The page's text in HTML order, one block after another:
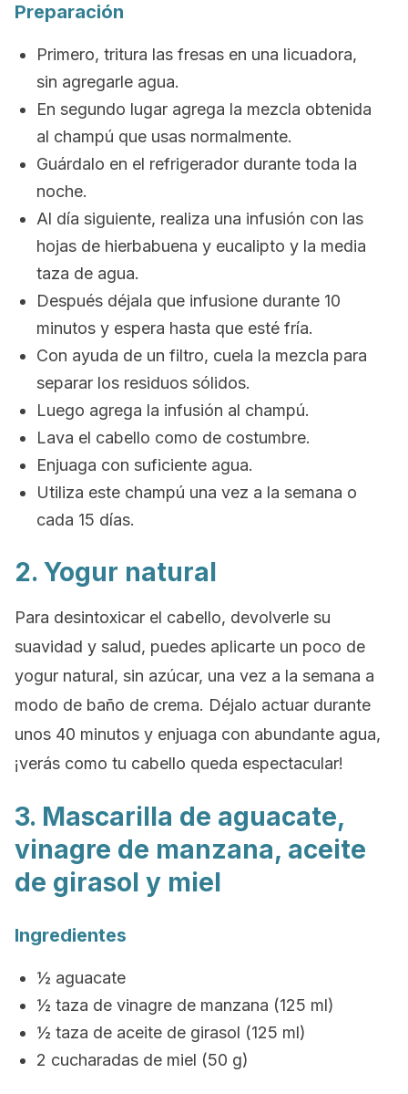
Preparación
Primero, tritura las fresas en una licuadora,
sin agregarle agua.
En segundo lugar agrega la mezcla obtenida
al champú que usas normalmente.
Guárdalo en el refrigerador durante toda la
noche.
Al día siguiente, realiza una infusión con las
hojas de hierbabuena y eucalipto y la media
taza de agua.
Después déjala que infusione durante 10
minutos y espera hasta que esté fría.
Con ayuda de un filtro, cuela la mezcla para
separar los residuos sólidos.
Luego agrega la infusión al champú.
Lava el cabello como de costumbre.
Enjuaga con suficiente agua.
Utiliza este champú una vez a la semana o
cada 15 días.
2. Yogur natural
Para desintoxicar el cabello, devolverle su
suavidad y salud, puedes aplicarte un poco de
yogur natural, sin azúcar, una vez a la semana a
modo de baño de crema. Déjalo actuar durante
unos 40 minutos y enjuaga con abundante agua,
¡verás como tu cabello queda espectacular!
3. Mascarilla de aguacate,
vinagre de manzana, aceite
de girasol y miel
Ingredientes
½ aguacate
½ taza de vinagre de manzana (125 ml)
½ taza de aceite de girasol (125 ml)
2 cucharadas de miel (50 g)